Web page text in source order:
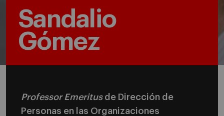
Sandalio
Gómez
Professor Emeritus de Dirección de
Personas en las Organizaciones